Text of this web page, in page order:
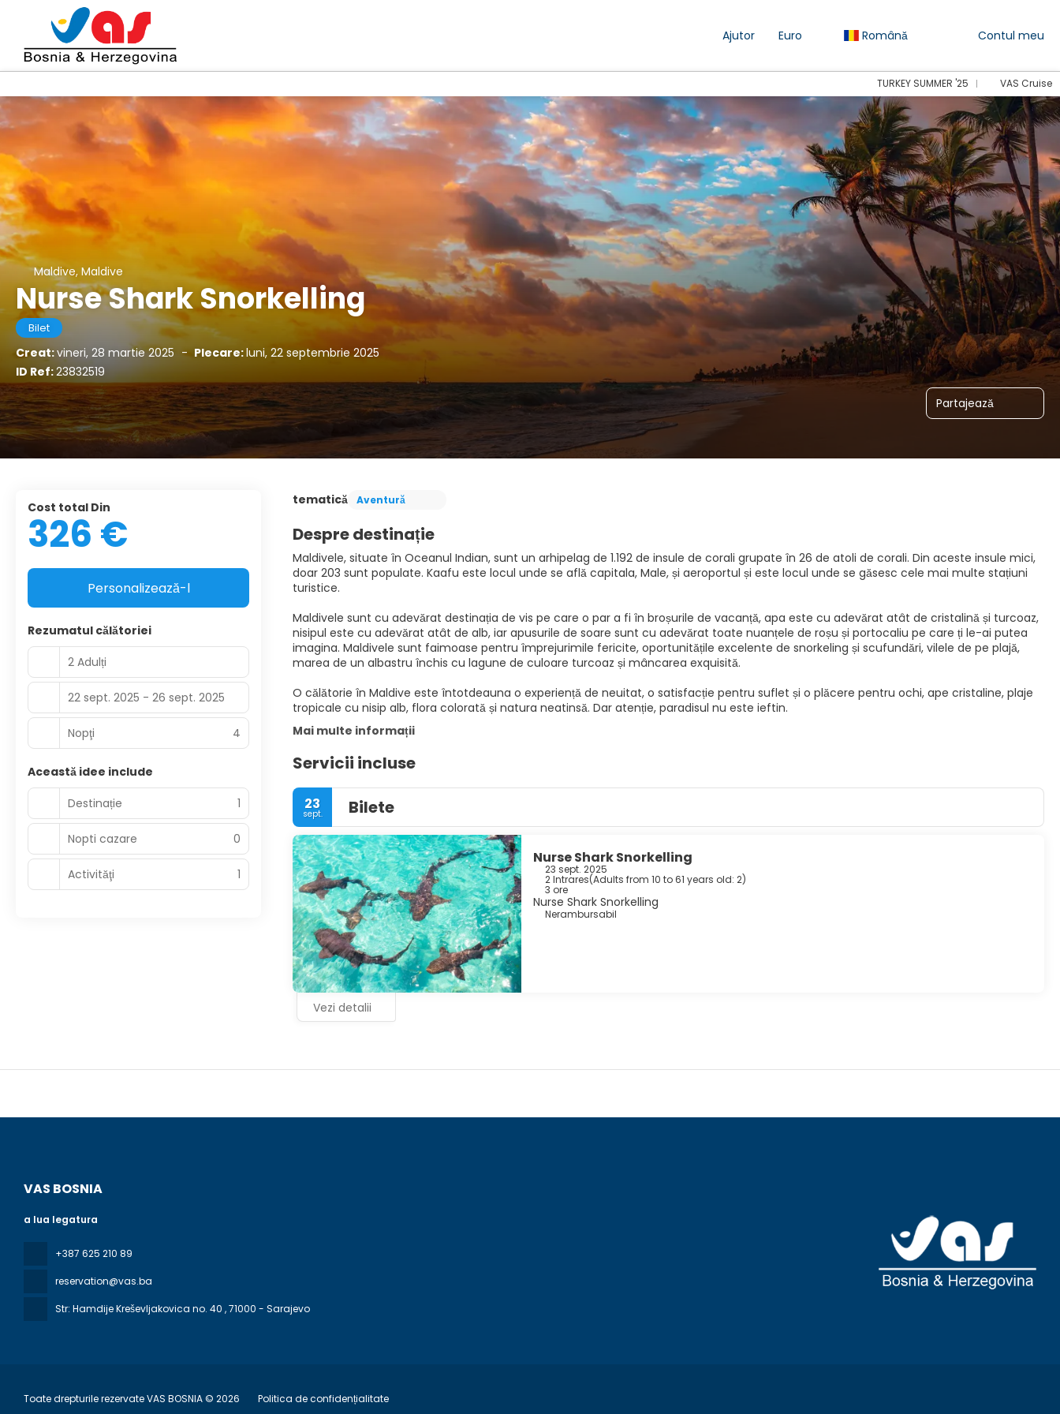
Ajutor Euro Română Contul meu
TURKEY SUMMER '25 VAS Cruise
Maldive, Maldive
Nurse Shark Snorkelling
Bilet
Creat:vineri, 28 martie 2025 - Plecare:luni, 22 septembrie 2025
ID Ref:23832519
Partajează
tematică Aventură
Despre destinație
Maldivele, situate în Oceanul Indian, sunt un arhipelag de 1.192 de insule de corali grupate în 26 de atoli de corali. Din aceste insule mici,
doar 203 sunt populate. Kaafu este locul unde se află capitala, Male, și aeroportul și este locul unde se găsesc cele mai multe stațiuni
turistice.
Maldivele sunt cu adevărat destinația de vis pe care o par a fi în broșurile de vacanță, apa este cu adevărat atât de cristalină și turcoaz,
nisipul este cu adevărat atât de alb, iar apusurile de soare sunt cu adevărat toate nuanțele de roșu și portocaliu pe care ți le-ai putea
imagina. Maldivele sunt faimoase pentru împrejurimile fericite, oportunitățile excelente de snorkeling și scufundări, vilele de pe plajă,
marea de un albastru închis cu lagune de culoare turcoaz și mâncarea exquisită.
O călătorie în Maldive este întotdeauna o experiență de neuitat, o satisfacție pentru suflet și o plăcere pentru ochi, ape cristaline, plaje
tropicale cu nisip alb, flora colorată și natura neatinsă. Dar atenție, paradisul nu este ieftin.
Mai multe informații
Servicii incluse
23
sept. Bilete
Nurse Shark Snorkelling
23 sept. 2025
2 Intrares(Adults from 10 to 61 years old: 2)
3 ore
Nurse Shark Snorkelling
Nerambursabil
Vezi detalii
Cost total Din
326 €
Personalizează-l
Rezumatul călătoriei
2 Adulți
22 sept. 2025 - 26 sept. 2025
Nopţi 4
Această idee include
Destinație
1
Nopti cazare 0
Activităţi 1
VAS BOSNIA
a lua legatura
+387 625 210 89
reservation@vas.ba
Str: Hamdije Kreševljakovica no. 40 , 71000 - Sarajevo
Toate drepturile rezervate VAS BOSNIA © 2026 Politica de confidențialitate